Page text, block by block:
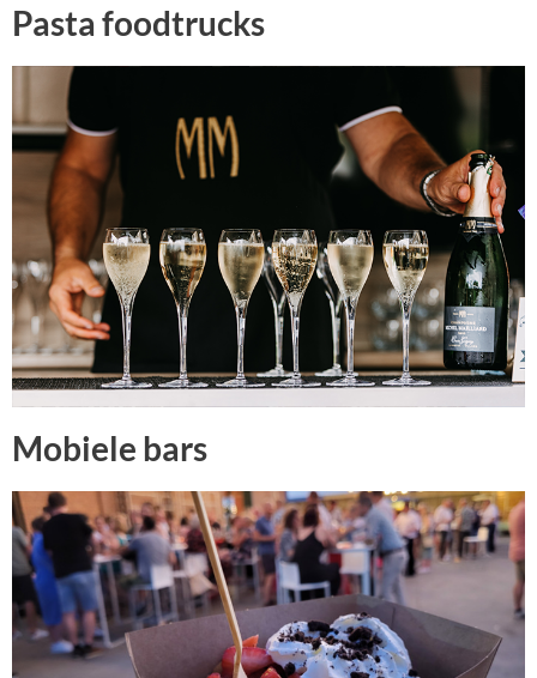
Pasta foodtrucks
Mobiele bars